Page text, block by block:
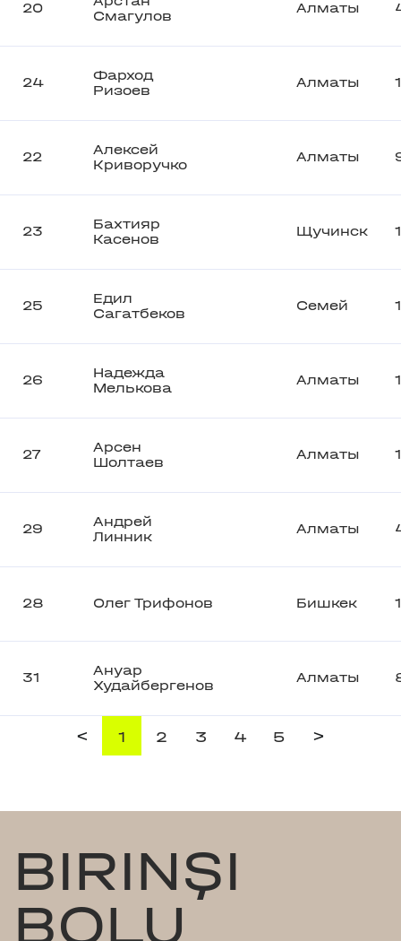
20
Смагулов
Алматы
24
Фарход
Ризоев
Алматы
22
Алексей
Криворучко
Алматы
23
Бахтияр
Касенов
Щучинск
25
Едил
Сагатбеков
Семей
26
Надежда
Мелькова
Алматы
27
Арсен
Шолтаев
Алматы
29
Андрей
Линник
Алматы
28 Олег Трифонов Бишкек
31
Ануар
Худайбергенов
Алматы
< 1 2 3 4 5 >
BIRINŞI
BOLU